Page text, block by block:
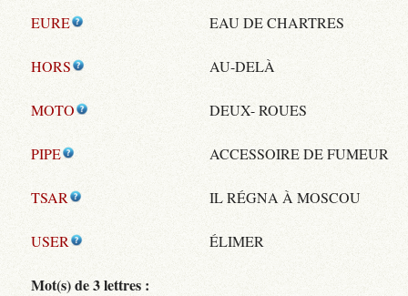
EURE EAU DE CHARTRES
HORS AU-DELÀ
MOTO DEUX- ROUES
PIPE ACCESSOIRE DE FUMEUR
TSAR IL RÉGNA À MOSCOU
USER ÉLIMER
Mot(s) de 3 lettres :